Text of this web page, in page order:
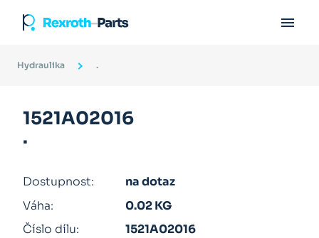

Hydraulika .
1521A02016
.
Dostupnost:
na dotaz
Váha:
0.02 KG
Číslo dílu:
1521A02016